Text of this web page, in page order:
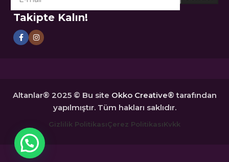
Takipte Kalın!
Altanlar® 2025 © Bu site Okko Creative® tarafından
yapılmıştır. Tüm hakları saklıdır.
Gizlilik PolitikasıÇerez PolitikasıKvkk